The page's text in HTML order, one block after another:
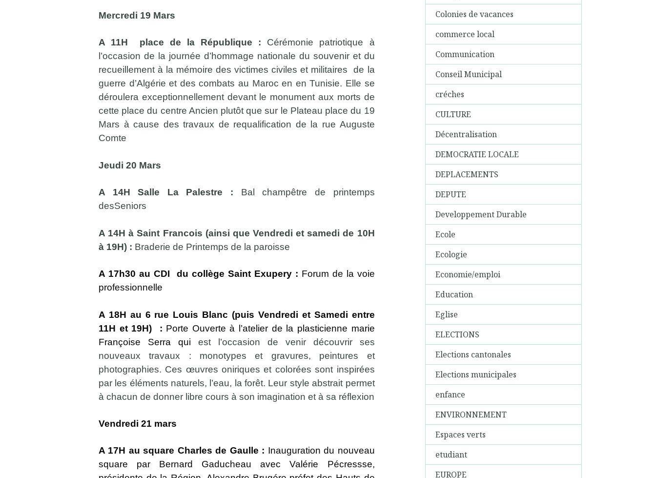
Mercredi 19 Mars
A 11H place de la République : Cérémonie patriotique à
l’occasion de la journée d’hommage nationale du souvenir et du
recueillement à la mémoire des victimes civiles et militaires de la
guerre d’Algérie et des combats au Maroc en en Tunisie. Elle se
déroulera exceptionnellement devant le monument aux morts de
cette place du centre Ancien plutôt que sur le Plateau place du 19
Mars à cause des travaux de requalification de la rue Auguste
Comte
Jeudi 20 Mars
A 14H Salle La Palestre : Bal champêtre de printemps
desSeniors
A 14H à Saint Francois (ainsi que Vendredi et samedi de 10H
à 19H) : Braderie de Printemps de la paroisse
A 17h30 au CDI du collège Saint Exupery : Forum de la voie
professionnelle
A 18H au 6 rue Louis Blanc (puis Vendredi et Samedi entre
11H et 19H) : Porte Ouverte à l’atelier de la plasticienne marie
Françoise Serra qui
est l’occasion de venir découvrir ses
nouveaux travaux : monotypes et gravures, peintures et
photographies. Ces œuvres oniriques et colorées sont inspirées
par les éléments naturels, l’eau, la forêt. Leur style abstrait permet
à chacun de donner libre cours à son imagination et à sa réflexion
Vendredi 21 mars
A 17H au square Charles de Gaulle : Inauguration du nouveau
square par Bernard Gaducheau avec Valérie Pécressse,
Colonies de vacances
commerce local
Communication
Conseil Municipal
créches
CULTURE
Décentralisation
DEMOCRATIE LOCALE
DEPLACEMENTS
DEPUTE
Developpement Durable
Ecole
Ecologie
Economie/emploi
Education
Eglise
ELECTIONS
Elections cantonales
Elections municipales
enfance
ENVIRONNEMENT
Espaces verts
etudiant
EUROPE